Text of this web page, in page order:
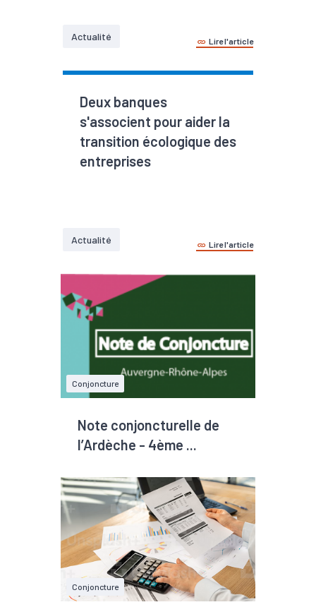
Actualité Lire l'article
Deux banques
s'associent pour aider la
transition écologique des
entreprises
Actualité Lire l'article
Conjoncture
Note conjoncturelle de
l’Ardèche - 4ème ...
Conjoncture